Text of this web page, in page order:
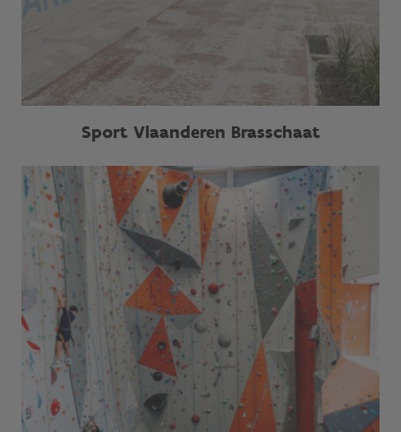
Sport Vlaanderen Brasschaat